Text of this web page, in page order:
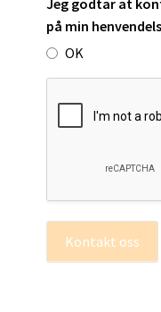
på min
OK
Kontakt oss